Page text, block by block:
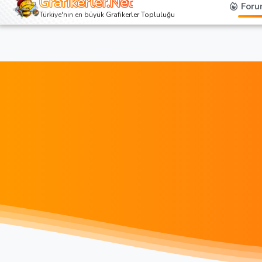
Türkiye'nin en büyük Grafikerler Topluluğu